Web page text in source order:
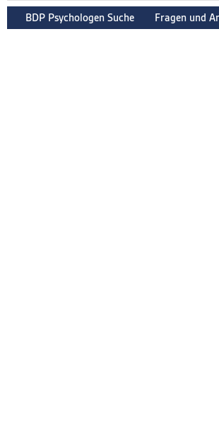
BDP Psychologen Suche Fragen und